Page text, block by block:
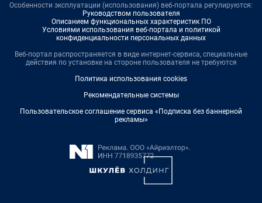
Особенности эксплуатации (использования) веб-портала регулируются:
Руководством пользователя
Описанием функциональных характеристик ПО
Условиями использования веб-портала и политикой
конфиденциальности персональных данных
Веб-портал распространяется в виде интернет-сервиса, специальные
действия по установке на стороне пользователя не требуются
Политика использования cookies
Рекомендательные системы
Пользовательское соглашение сервиса «Подписка без баннерной
рекламы»